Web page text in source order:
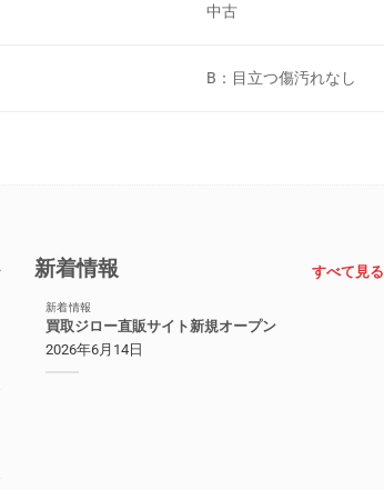
中古
B：目立つ傷汚れなし
新着情報 すべて見る
新着情報
買取ジロー直販サイト新規オープン
2026年6月14日